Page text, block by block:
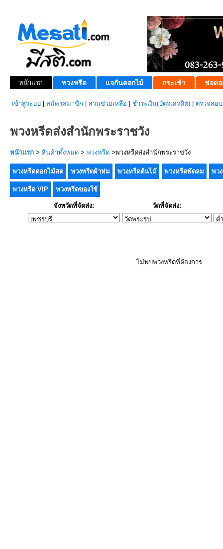
หน้าแรก พวงหรีด แจกันดอกไม้ กระเช้า ช่อดอ
เข้าสู่ระบบ สมัครสมาชิก ส่วนช่วยเหลือ ชำระเงิน(บัตรเครดิต) ตรวจสอ
พวงหรีดส่งสำนักพระราชวัง
หน้าแรก > สินค้าทั้งหมด > พวงหรีด >พวงหรีดส่งสำนักพระราชวัง
พวงหรีดดอกไม้สด พวงหรีดผ้าห่ม พวงหรีดต้นไม้ พวงหรีดพัดลม พว
พวงหรีด VIP พวงหรีดของใช้
จังหวัดที่จัดส่ง: วัดที่จัดส่ง:
ไม่พบพวงหรีดที่ต้องการ